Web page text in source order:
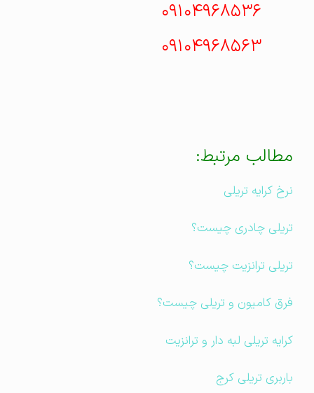
۰۹۱۰۴۹۶۸۵۳۶
۰۹۱۰۴۹۶۸۵۶۳
مطالب مرتبط:
نرخ کرایه تریلی
تریلی چادری چیست؟
تریلی ترانزیت چیست؟
فرق کامیون و تریلی چیست؟
کرایه تریلی لبه دار و ترانزیت
باربری تریلی کرج